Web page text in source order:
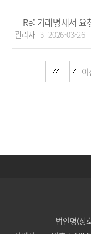
Re: 거래명세서 요
관리자 3 2026-03-26
법인명(상